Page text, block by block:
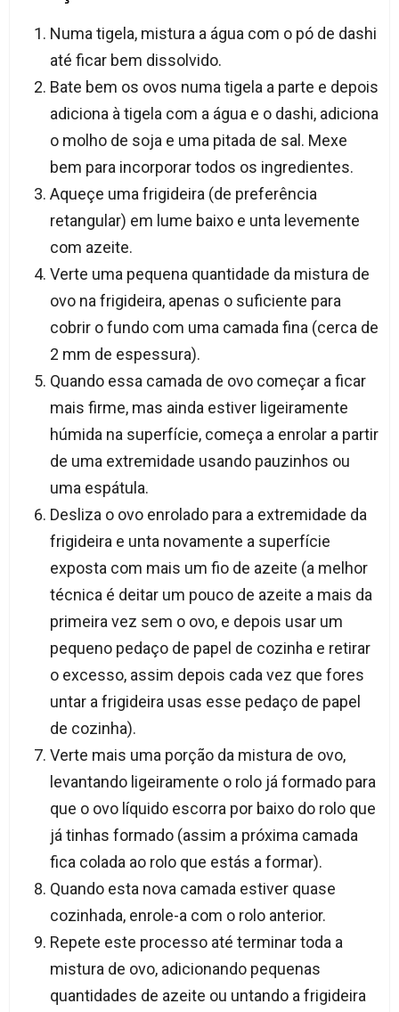
Numa tigela, mistura a água com o pó de dashi
até ficar bem dissolvido.
Bate bem os ovos numa tigela a parte e depois
adiciona à tigela com a água e o dashi, adiciona
o molho de soja e uma pitada de sal. Mexe
bem para incorporar todos os ingredientes.
Aqueçe uma frigideira (de preferência
retangular) em lume baixo e unta levemente
com azeite.
Verte uma pequena quantidade da mistura de
ovo na frigideira, apenas o suficiente para
cobrir o fundo com uma camada fina (cerca de
2 mm de espessura).
Quando essa camada de ovo começar a ficar
mais firme, mas ainda estiver ligeiramente
húmida na superfície, começa a enrolar a partir
de uma extremidade usando pauzinhos ou
uma espátula.
Desliza o ovo enrolado para a extremidade da
frigideira e unta novamente a superfície
exposta com mais um fio de azeite (a melhor
técnica é deitar um pouco de azeite a mais da
primeira vez sem o ovo, e depois usar um
pequeno pedaço de papel de cozinha e retirar
o excesso, assim depois cada vez que fores
untar a frigideira usas esse pedaço de papel
de cozinha).
Verte mais uma porção da mistura de ovo,
levantando ligeiramente o rolo já formado para
que o ovo líquido escorra por baixo do rolo que
já tinhas formado (assim a próxima camada
fica colada ao rolo que estás a formar).
Quando esta nova camada estiver quase
cozinhada, enrole-a com o rolo anterior.
Repete este processo até terminar toda a
mistura de ovo, adicionando pequenas
quantidades de azeite ou untando a frigideira